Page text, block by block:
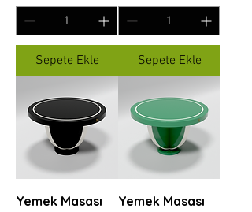
Sepete Ekle Sepete Ekle
Yemek Masası
Yemek Masası